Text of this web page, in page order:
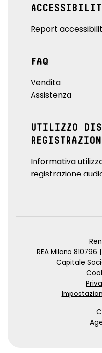
Report
FAQ
Vendita
Assistenza
UTILIZZO
Informativa
registrazione
REA Milano 810796 |
Capitale